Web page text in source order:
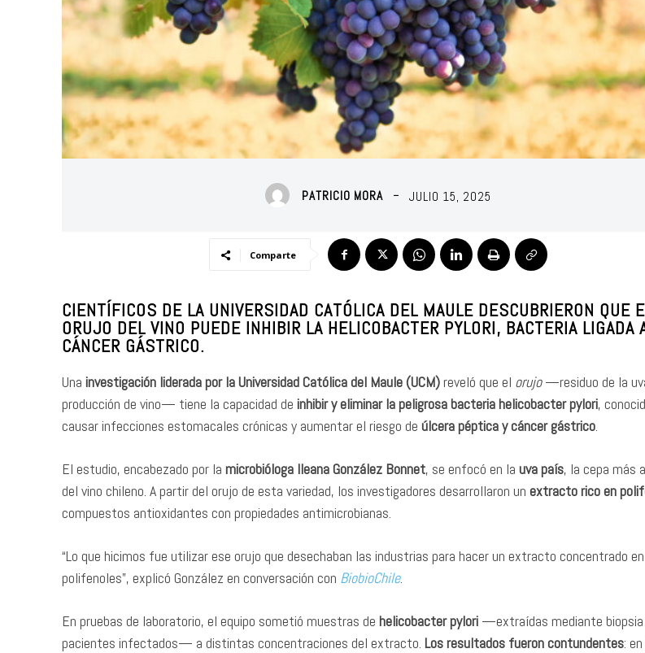
PATRICIO MORA JULIO 15, 2025
Comparte
CIENTÍFICOS DE LA UNIVERSIDAD CATÓLICA DEL MAULE DESCUBRIERON QUE
ORUJO DEL VINO PUEDE INHIBIR LA HELICOBACTER PYLORI, BACTERIA LIGADA
CÁNCER GÁSTRICO.
Una investigación liderada por la Universidad Católica del Maule (UCM)reveló que el orujo—residuo de la
producción de vino— tiene la capacidad de inhibir y eliminar la peligrosa bacteria helicobacter pylori,
causar infecciones estomacales crónicas y aumentar el riesgo de úlcera péptica y cáncer gástrico.
El estudio, encabezado por la microbióloga Ileana González Bonnet, se enfocó en la uva país, la cepa más
del vino chileno. A partir del orujo de esta variedad, los investigadores desarrollaron un extracto rico en
compuestos antioxidantes con propiedades antimicrobianas.
“Lo que hicimos fue utilizar ese orujo que desechaban las industrias para hacer un extracto concentrado en
polifenoles”, explicó González en conversación con BiobioChile.
En pruebas de laboratorio, el equipo sometió muestras de helicobacter pylori —extraídas mediante biopsia
pacientes infectados— a distintas concentraciones del extracto. Los resultados fueron contundentes: